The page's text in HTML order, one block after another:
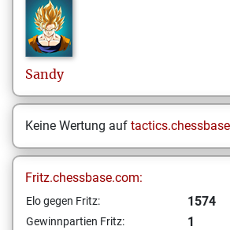
Sandy
Keine Wertung auf
Fritz.chessbase.com:
Elo gegen Fritz: 1574
Gewinnpartien Fritz: 1